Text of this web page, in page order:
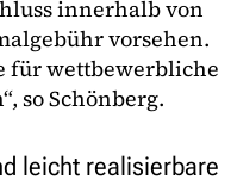
innerhalb von
vorsehen.
für wettbewerbliche
so Schönberg.
leicht realisierbare